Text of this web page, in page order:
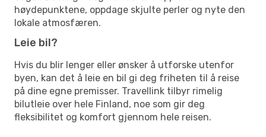
høydepunktene, oppdage skjulte perler og nyte den
lokale atmosfæren.
Leie bil?
Hvis du blir lenger eller ønsker å utforske utenfor
byen, kan det å leie en bil gi deg friheten til å reise
på dine egne premisser. Travellink tilbyr rimelig
bilutleie over hele Finland, noe som gir deg
fleksibilitet og komfort gjennom hele reisen.